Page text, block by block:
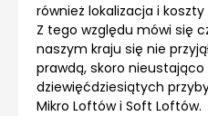
również lokalizacja i
Z tego względu mówi się
naszym kraju się nie
prawdą, skoro nieustająco
dziewięćdziesiątych
Mikro Loftów i Soft Loftów.